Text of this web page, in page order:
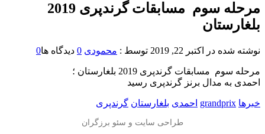
مرحله سوم مسابقات گرندپری 2019
بلغارستان
نوشته شده در اکتبر 22, 2019 توسط : محمودی 0 دیدگاه ها0
مرحله سوم مسابقات گرندپری 2019 بلغارستان ؛
احمدی به مدال برنز گرندپری رسید
خبرها grandprix احمدی بلغارستان گرندپری